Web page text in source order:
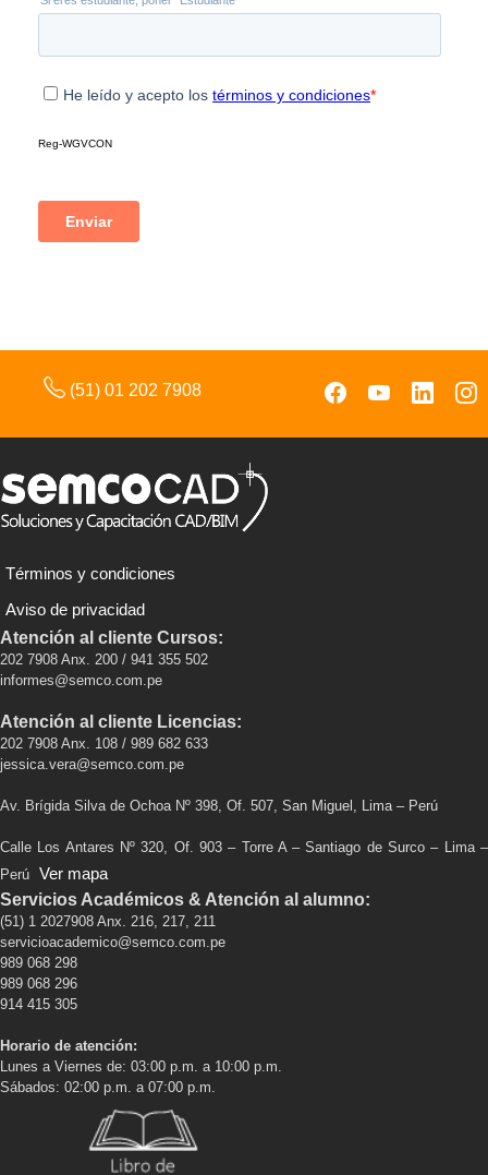
(51) 01 202 7908
Términos y condiciones
Aviso de privacidad
Atención al cliente Cursos:
202 7908 Anx. 200 / 941 355 502
informes@semco.com.pe
Atención al cliente Licencias:
202 7908 Anx. 108 / 989 682 633
jessica.vera@semco.com.pe
Av. Brígida Silva de Ochoa Nº 398, Of. 507, San Miguel, Lima – Perú
Calle Los Antares Nº 320, Of. 903 – Torre A – Santiago de Surco – Lima –
Perú Ver mapa
Servicios Académicos & Atención al alumno:
(51) 1 2027908 Anx. 216, 217, 211
servicioacademico@semco.com.pe
989 068 298
989 068 296
914 415 305
Horario de atención:
Lunes a Viernes de: 03:00 p.m. a 10:00 p.m.
Sábados: 02:00 p.m. a 07:00 p.m.